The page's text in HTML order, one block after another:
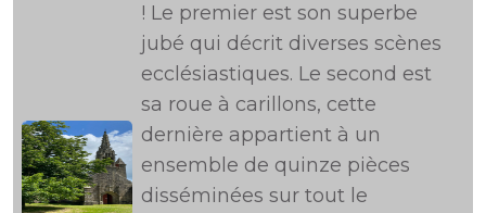
! Le premier est son superbe
jubé qui décrit diverses scènes
ecclésiastiques. Le second est
sa roue à carillons, cette
dernière appartient à un
ensemble de quinze pièces
disséminées sur tout le